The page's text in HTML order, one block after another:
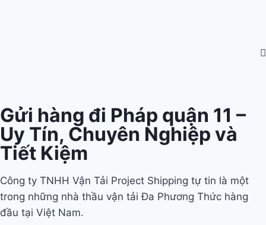
Gửi hàng đi Pháp quận 11 –
Uy Tín, Chuyên Nghiệp và
Tiết Kiệm
Công ty TNHH Vận Tải Project Shipping tự tin là một
trong những nhà thầu vận tải Đa Phương Thức hàng
đầu tại Việt Nam.